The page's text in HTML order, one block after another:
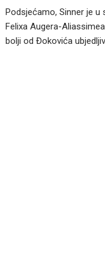
Podsjećamo, Sinner je
Felixa Augera-
bolji od Đokovića